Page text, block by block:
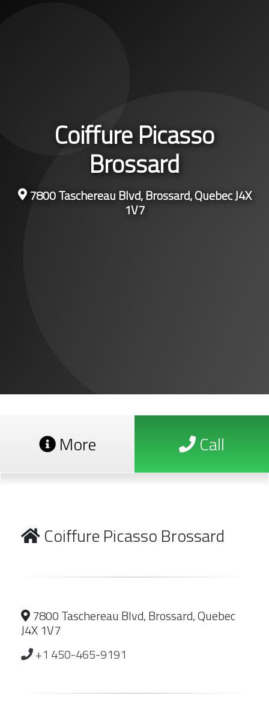
Coiffure Picasso
Brossard
7800 Taschereau Blvd, Brossard, Quebec J4X
1V7
More Call
Coiffure Picasso Brossard
7800 Taschereau Blvd, Brossard, Quebec
J4X 1V7
+1 450-465-9191